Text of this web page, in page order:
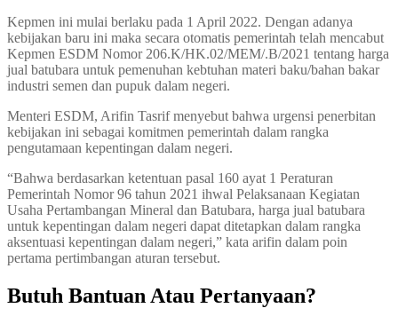
Kepmen ini mulai berlaku pada 1 April 2022. Dengan adanya
kebijakan baru ini maka secara otomatis pemerintah telah mencabut
Kepmen ESDM Nomor 206.K/HK.02/MEM/.B/2021 tentang harga
jual batubara untuk pemenuhan kebtuhan materi baku/bahan bakar
industri semen dan pupuk dalam negeri.
Menteri ESDM, Arifin Tasrif menyebut bahwa urgensi penerbitan
kebijakan ini sebagai komitmen pemerintah dalam rangka
pengutamaan kepentingan dalam negeri.
“Bahwa berdasarkan ketentuan pasal 160 ayat 1 Peraturan
Pemerintah Nomor 96 tahun 2021 ihwal Pelaksanaan Kegiatan
Usaha Pertambangan Mineral dan Batubara, harga jual batubara
untuk kepentingan dalam negeri dapat ditetapkan dalam rangka
aksentuasi kepentingan dalam negeri,” kata arifin dalam poin
pertama pertimbangan aturan tersebut.
Butuh Bantuan Atau Pertanyaan?